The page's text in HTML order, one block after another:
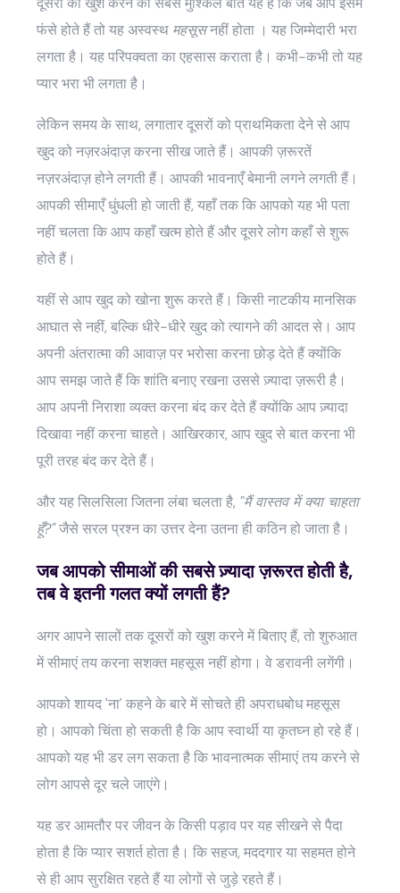
फंसे होते हैं तो यह अस्वस्थ महसूसनहींहोता । यह जिम्मेदारी भरा
लगता है। यह परिपक्वता का एहसास कराता है। कभी-कभी तो यह
प्यार भरा भी लगता है।
लेकिन समय के साथ, लगातार दूसरों को प्राथमिकता देने से आप
खुद को नज़रअंदाज़ करना सीख जाते हैं। आपकी ज़रूरतें
नज़रअंदाज़ होने लगती हैं। आपकी भावनाएँ बेमानी लगने लगती हैं।
आपकी सीमाएँ धुंधली हो जाती हैं, यहाँ तक कि आपको यह भी पता
नहीं चलता कि आप कहाँ खत्म होते हैं और दूसरे लोग कहाँ से शुरू
होते हैं।
यहीं से आप खुद को खोना शुरू करते हैं। किसी नाटकीय मानसिक
आघात से नहीं, बल्कि धीरे-धीरे खुद को त्यागने की आदत से। आप
अपनी अंतरात्मा की आवाज़ पर भरोसा करना छोड़ देते हैं क्योंकि
आप समझ जाते हैं कि शांति बनाए रखना उससे ज़्यादा ज़रूरी है।
आप अपनी निराशा व्यक्त करना बंद कर देते हैं क्योंकि आप ज़्यादा
दिखावा नहीं करना चाहते। आखिरकार, आप खुद से बात करना भी
पूरी तरह बंद कर देते हैं।
और यह सिलसिला जितना लंबा चलता है, "मैं वास्तव में क्या चाहता
हूँ?"जैसे सरल प्रश्न का उत्तर देना उतना ही कठिन हो जाता है।
जब आपको सीमाओं की सबसे ज़्यादा ज़रूरत होती है,
तब वे इतनी गलत क्यों लगती हैं?
अगर आपने सालों तक दूसरों को खुश करने में बिताए हैं, तो शुरुआत
में सीमाएं तय करना सशक्त महसूस नहीं होगा। वे डरावनी लगेंगी।
आपको शायद 'ना' कहने के बारे में सोचते ही अपराधबोध महसूस
हो। आपको चिंता हो सकती है कि आप स्वार्थी या कृतघ्न हो रहे हैं।
आपको यह भी डर लग सकता है कि भावनात्मक सीमाएं तय करने से
लोग आपसे दूर चले जाएंगे।
यह डर आमतौर पर जीवन के किसी पड़ाव पर यह सीखने से पैदा
होता है कि प्यार सशर्त होता है। कि सहज, मददगार या सहमत होने
से ही आप सुरक्षित रहते हैं या लोगों से जुड़े रहते हैं।